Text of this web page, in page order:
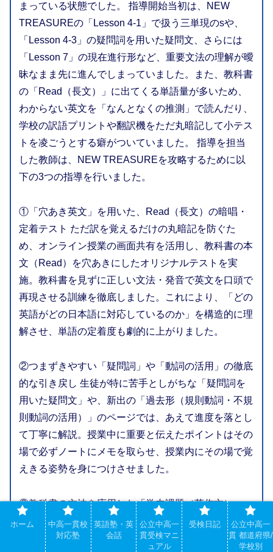
まっている状態でした。 指導開始当初は、NEW
TREASUREの「Lesson 4-1」で扱う三単現のsや、
「Lesson 4-3」の疑問詞を用いた疑問文、さらには
「Lesson 7」の現在進行形など、重要文法の理解が曖
昧なまま先に進んでしまっていました。また、教科書
の「Read（長文）」に出てくる単語量が多いため、
わからない英文を「なんとなくの推測」で読んだり、
学校の訳語プリントや翻訳機をただ丸暗記して小テス
トを凌ごうとする癖がついていました。 指導を担当
した教師は、NEW TREASUREを攻略するために以
下の3つの指導を行いました。
①「穴あき英文」を用いた、Read（長文）の暗唱・
定着テスト ただ訳を覚えるだけの丸暗記を防ぐた
め、オンライン授業の画面共有を活用し、教科書の本
文（Read）を穴あきにしたオリジナルテストを実
施。教科書を見ずに正しい文法・発音で英文を口頭で
再現させる訓練を徹底しました。これにより、「どの
英語がどの日本語に対応しているのか」を構造的に理
解させ、単語の定着度も劇的に上がりました。
②つまずきやすい「疑問詞」や「動詞の活用」の徹底
的な引き戻し 生徒が特に苦手としがちな「疑問詞を
用いた疑問文」や、新出の「過去形（規則動詞・不規
則動詞の活用）」のページでは、あえて進度を落とし
て丁寧に解説。授業中に重要と伝えたポイントはその
場で必ずノートにメモを取らせ、授業内にその場で覚
えきる姿勢を身につけさせました。
③教科書の文法を応用した「学内課題（英作文）」へ
の伴走 NEW TREASUREで学んだ文法を活かす学校
のライティングプリント（「将来したいこと」などの
ホーム
中高一貫校
対応塾
英語塾・英
会話
公立中高一
貫受検マニ
ュアル
受検日記
公立中高一
貫 都道府県/
学校別